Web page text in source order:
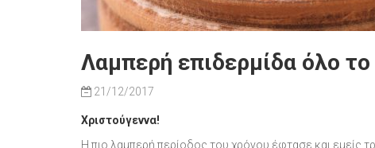
Λαμπερή επιδερμίδα όλο
21/12/2017
Χριστούγεννα!
Η πιο λαμπερή περίοδος του χρόνου έφτασε και εμείς